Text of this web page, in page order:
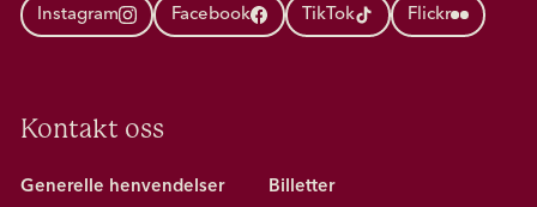
Instagram Facebook TikTok Flickr
Kontakt oss
Generelle henvendelser
Billetter